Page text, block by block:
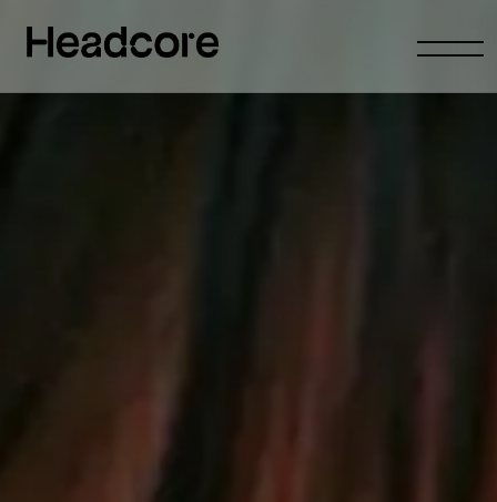
Abrir